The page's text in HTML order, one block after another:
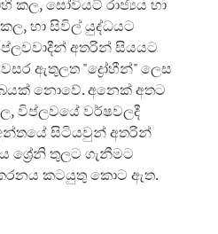
කල, සෝවියට් රාජ්‍යය හා
හා සිවිල් යුද්ධයට
අතරින් සියයට
ඇතුලත "ද්‍රෝහීන්" ලෙස
නොවේ. අනෙක් අතට
විප්ලවයේ වර්ෂවලදී
සිටියවුන් අතරින්
ශ්‍රේනි තුලට ගැනීමට
කටයුතු කොට ඇත.